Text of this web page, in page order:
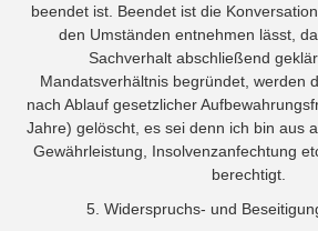
beendet ist. Beendet ist die
den Umständen entnehmen lässt,
Sachverhalt abschließend
Mandatsverhältnis begründet, werden
nach Ablauf gesetzlicher
Jahre) gelöscht, es sei denn ich bin aus
Gewährleistung, Insolvenzanfechtung
berechtigt.
5. Widerspruchs- und